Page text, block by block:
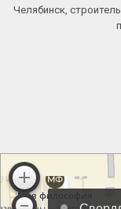
Челябинск,